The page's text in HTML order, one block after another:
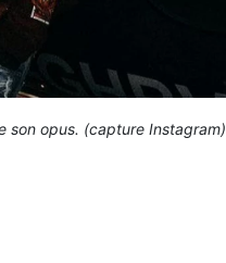
son opus. (capture Instagram)